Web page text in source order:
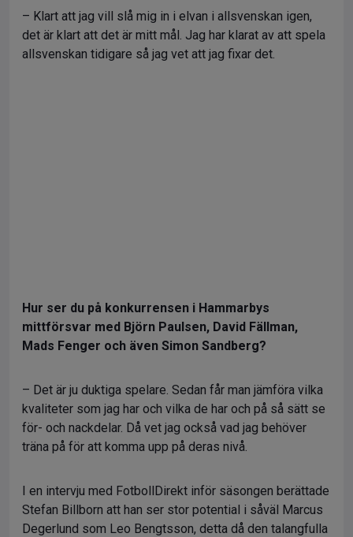
– Klart att jag vill slå mig in i elvan i allsvenskan igen,
det är klart att det är mitt mål. Jag har klarat av att spela
allsvenskan tidigare så jag vet att jag fixar det.
Hur ser du på konkurrensen i Hammarbys
mittförsvar med Björn Paulsen, David Fällman,
Mads Fenger och även Simon Sandberg?
– Det är ju duktiga spelare. Sedan får man jämföra vilka
kvaliteter som jag har och vilka de har och på så sätt se
för- och nackdelar. Då vet jag också vad jag behöver
träna på för att komma upp på deras nivå.
I en intervju med FotbollDirekt inför säsongen berättade
Stefan Billborn att han ser stor potential i såväl Marcus
Degerlund som Leo Bengtsson, detta då den talangfulla